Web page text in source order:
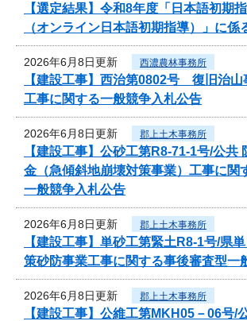
【選定結果】令和8年度「日本語初期
（オンライン日本語初期指導）」に係
2026年6月8日更新 西濃農林事務所
【建設工事】西治第0802号 復旧治
工事に関する一般競争入札公告
2026年6月8日更新 郡上土木事務所
【建設工事】公砂工第R8-71-1号/公共
金（急傾斜地崩壊対策事業）工事に関
一般競争入札公告
2026年6月8日更新 郡上土木事務所
【建設工事】単砂工第緊土R8-1号/県
策砂防事業工事に関する事後審査型一
2026年6月8日更新 郡上土木事務所
【建設工事】公維工第MKH05－06号/